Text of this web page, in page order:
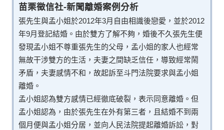
苗栗徵信社-新聞離婚案例分析
張先生與孟小姐於2012年3月自由相識後戀愛，並於2012
年9月登記結婚。由於雙方了解不夠，婚後不久張先生便
發現孟小姐不尊重張先生的父母，孟小姐的家人也經常
無故干涉雙方的生活，夫妻之間缺乏信任，導致經常鬧
矛盾，夫妻感情不和，故起訴至斗門法院要求與孟小姐
離婚。
孟小姐認為雙方感情已經徹底破裂，表示同意離婚。但
孟小姐認為，由於張先生在外有第三者，且結婚不到兩
個月便與孟小姐分居，並向人民法院提起離婚訴訟，對